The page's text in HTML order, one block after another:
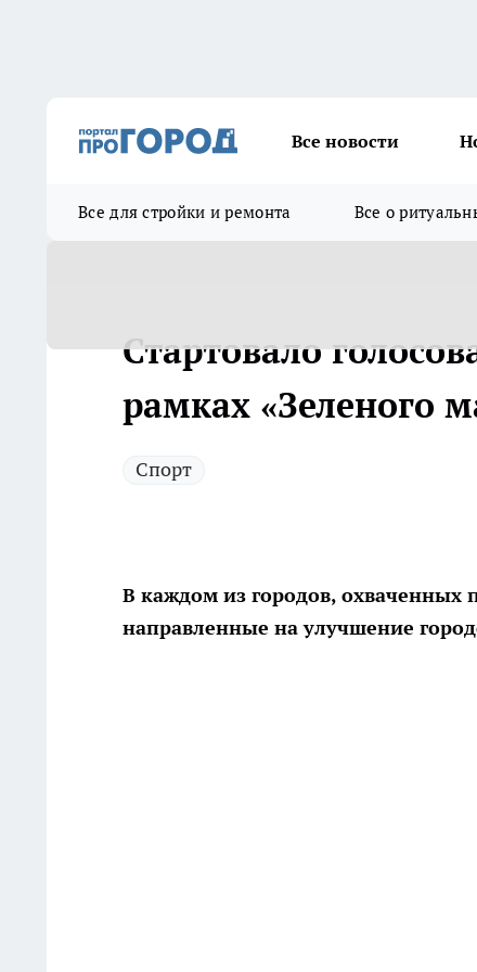
Все новости
Все для стройки и ремонта Все о
Стартовало
рамках «Зеленого
Спорт
В каждом из городов, охваченных
направленные на улучшение